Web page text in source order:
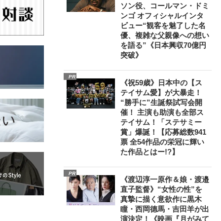
ソン役、コールマン・ドミ
ンゴ オフィシャルインタ
ビュー“観客を魅了した名
優、複雑な父親像への想い
を語る”《日本興収70億円
突破》
PR
《祝59歳》日本中の【ス
テイサム愛】が大暴走！
“勝手に”生誕祭試写会開
催！ 主演も助演も全部ス
テイサム！「ステサミー
賞」爆誕！【応募総数941
票 全54作品の栄冠に輝い
た作品とはー!?】
PR
《渡辺淳一原作＆娘・渡邉
直子監督》“女性の性”を
真摯に描く意欲作に黒木
瞳・西岡德馬・吉田羊が出
演決定！《映画『月がみて